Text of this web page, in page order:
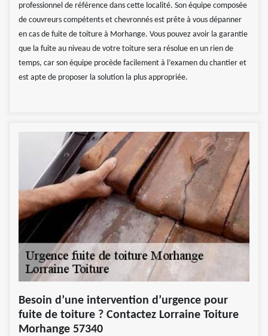
professionnel de référence dans cette localité. Son équipe composée
de couvreurs compétents et chevronnés est prête à vous dépanner
en cas de fuite de toiture à Morhange. Vous pouvez avoir la garantie
que la fuite au niveau de votre toiture sera résolue en un rien de
temps, car son équipe procède facilement à l’examen du chantier et
est apte de proposer la solution la plus appropriée.
Besoin d’une intervention d’urgence pour
fuite de toiture ? Contactez Lorraine Toiture
Morhange 57340